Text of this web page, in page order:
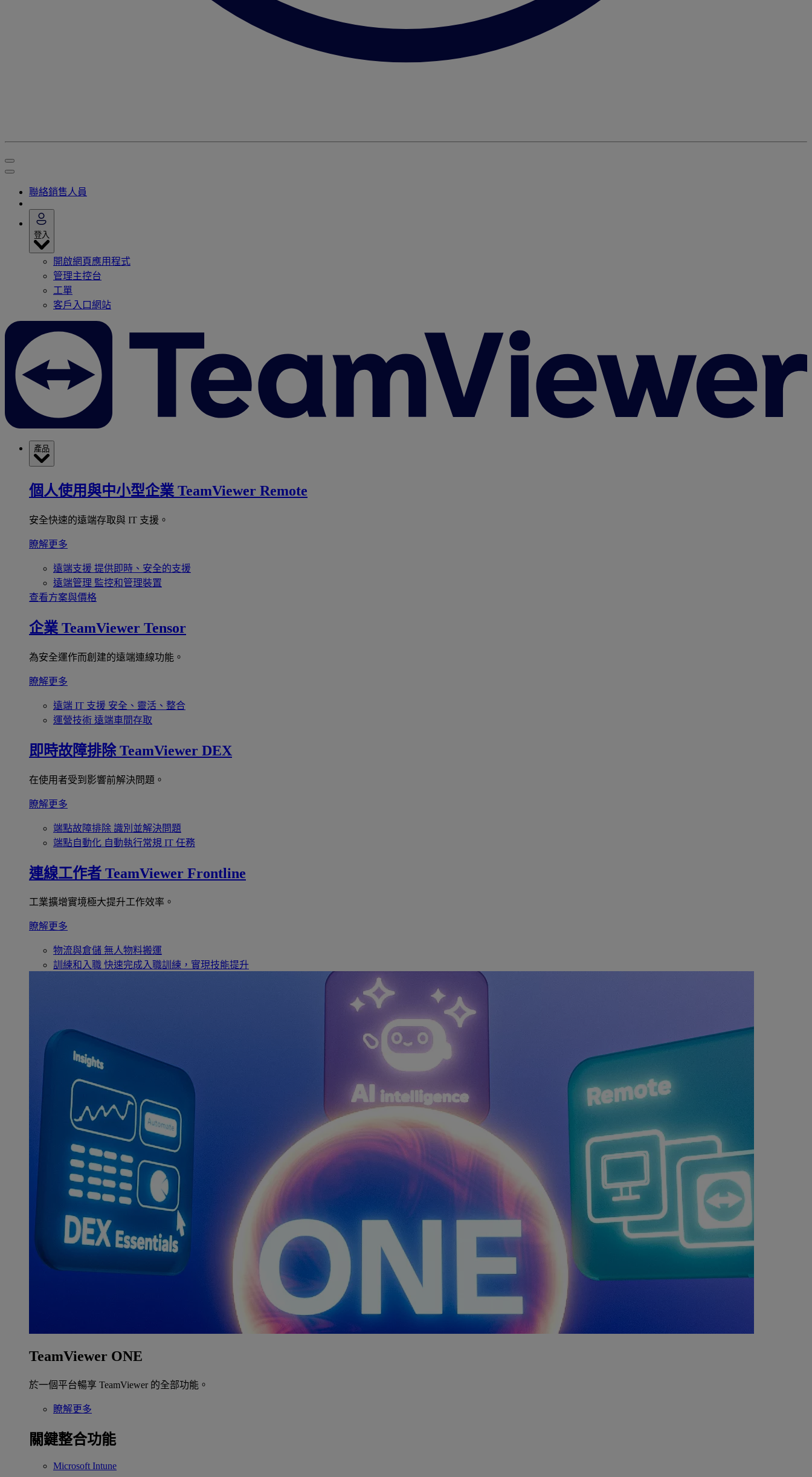
聯絡銷售人員
登入
開啟網頁應用程式
管理主控台
工單
客戶入口網站
產品
個人使用與中小型企業 TeamViewer Remote
安全快速的遠端存取與 IT 支援。
瞭解更多
遠端支援 提供即時、安全的支援
遠端管理 監控和管理裝置
查看方案與價格
企業 TeamViewer Tensor
為安全運作而創建的遠端連線功能。
瞭解更多
遠端 IT 支援 安全、靈活、整合
運營技術 遠端車間存取
即時故障排除 TeamViewer DEX
在使用者受到影響前解決問題。
瞭解更多
端點故障排除 識別並解決問題
端點自動化 自動執行常規 IT 任務
連線工作者 TeamViewer Frontline
工業擴增實境極大提升工作效率。
瞭解更多
物流與倉儲 無人物料搬運
訓練和入職 快速完成入職訓練，實現技能提升
TeamViewer ONE
於一個平台暢享 TeamViewer 的全部功能。
瞭解更多
關鍵整合功能
Microsoft Intune